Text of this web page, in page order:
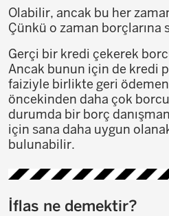
Olabilir, ancak bu her
Çünkü o zaman borçlarına
Gerçi bir kredi çekerek
Ancak bunun için de kredi
faiziyle birlikte geri
öncekinden daha çok
durumda bir borç
için sana daha uygun
bulunabilir.
İflas ne demektir?